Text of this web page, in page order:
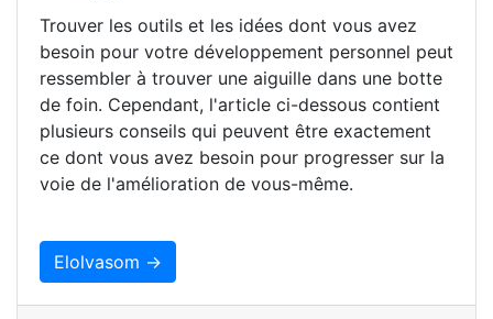
Trouver les outils et les idées dont vous avez
besoin pour votre développement personnel peut
ressembler à trouver une aiguille dans une botte
de foin. Cependant, l'article ci-dessous contient
plusieurs conseils qui peuvent être exactement
ce dont vous avez besoin pour progresser sur la
voie de l'amélioration de vous-même.
Elolvasom →